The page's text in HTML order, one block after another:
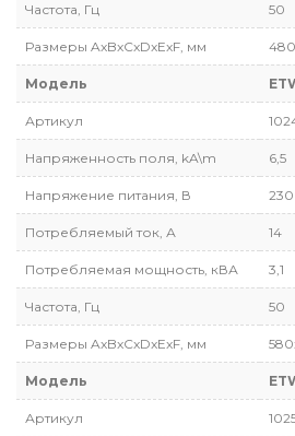
Частота, Гц 50
Размеры AxBxCxDxExF, мм
Модель
Артикул
Напряженность поля, kA\m 6,5
Напряжение питания, В 230
Потребляемый ток, А 14
Потребляемая мощность, кВА 3,1
Частота, Гц 50
Размеры AxBxCxDxExF, мм
Модель
Артикул